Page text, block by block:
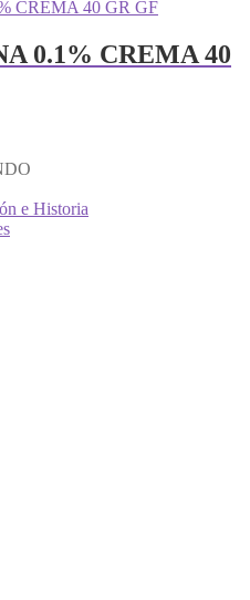
0.1% CREMA 40
e Historia